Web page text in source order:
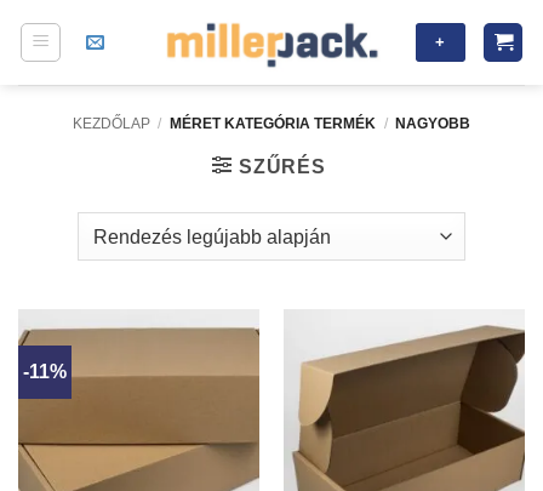
+
KEZDŐLAP / MÉRET KATEGÓRIA TERMÉK / NAGYOBB
SZŰRÉS
-11%